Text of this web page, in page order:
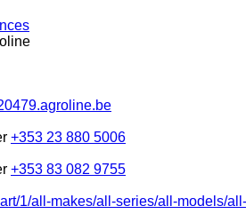
+353 23 880 5006
+353 83 082 9755
1/all-makes/all-series/all-models/